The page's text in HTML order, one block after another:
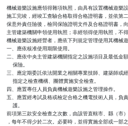
機械遊樂設施應領得雜項執照，由具有設置機械遊樂
施工完竣，經竣工查驗合格取得合格證明書，並依第
保意外責任險後，檢同保險證明文件及合格證明書，
主管建築機關申領使用執照；非經領得使用執照，不得
機械遊樂設施經營者，應依下列規定管理使用其機械遊
一、應依核准使用期限使用。
二、應依中央主管建築機關指定之設施項目及最低金
    保險。
三、應定期委託依法開業之相關專業技師、建築師或
    指定之檢查機構、團體實施安全檢查。
四、應置專任人員負責機械遊樂設施之管理操作。
五、應置經考試及格或檢定合格之機電技術人員，負
    護。
前項第三款安全檢查之次數，由該管直轄市、縣（市
，每年不得少於二次。必要時，並得實施全部或一部